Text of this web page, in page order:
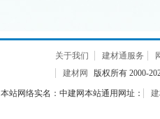
关于我们 建材通服务
建材网
版权所有 2000-
本站网络实名：中建网本站通用网址：